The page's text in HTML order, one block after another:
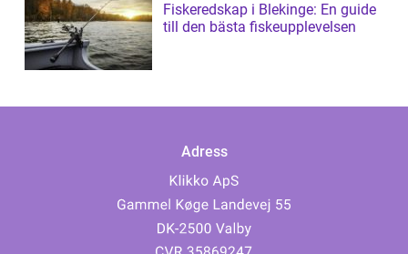
Fiskeredskap i Blekinge: En guide
till den bästa fiskeupplevelsen
Adress